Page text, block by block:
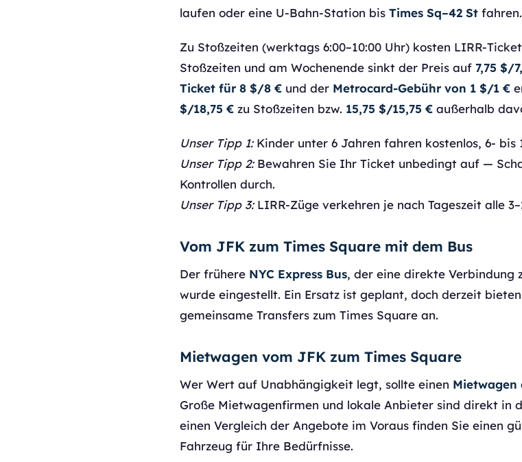
laufen oder eine U-Bahn-Station bis Times Sq–42 St fahren.
Zu Stoßzeiten (werktags 6:00–10:00 Uhr) kosten LIRR-
Stoßzeiten und am Wochenende sinkt der Preis auf 7,75 $/
Ticket für 8 $/8 € und der Metrocard-Gebühr von 1 $/1 €
$/18,75 € zu Stoßzeiten bzw. 15,75 $/15,75 € außerhalb
Unser Tipp 1:Kinder unter 6 Jahren fahren kostenlos, 6- bis
Unser Tipp 2:Bewahren Sie Ihr Ticket unbedingt auf —
Kontrollen durch.
Unser Tipp 3:LIRR-Züge verkehren je nach Tageszeit alle
Vom JFK zum Times Square mit dem Bus
Der frühere NYC Express Bus, der eine direkte Verbindung
wurde eingestellt. Ein Ersatz ist geplant, doch derzeit
gemeinsame Transfers zum Times Square an.
Mietwagen vom JFK zum Times Square
Wer Wert auf Unabhängigkeit legt, sollte einen Mietwagen
Große Mietwagenfirmen und lokale Anbieter sind direkt in
einen Vergleich der Angebote im Voraus finden Sie einen
Fahrzeug für Ihre Bedürfnisse.